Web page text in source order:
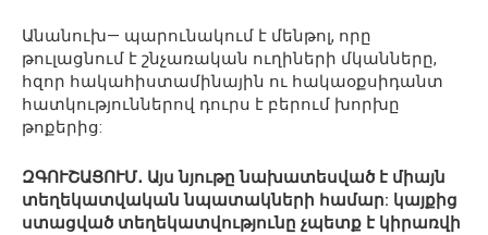
Անանուխ— պարունակում է մենթոլ, որը
թուլացնում է շնչառական ուղիների մկանները,
հզոր հակահիստամինային ու հակաօքսիդանտ
հատկություններով դուրս է բերում խորխը
թոքերից:
ԶԳՈՒՇԱՑՈՒՄ․ Այս նյութը նախատեսված է միայն
տեղեկատվական նպատակների համար: կայքից
ստացված տեղեկատվությունը չպետք է կիրառվի